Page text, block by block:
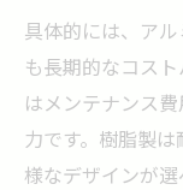
具体的には、ア
も長期的なコス
はメンテナンス
力です。樹脂製
様なデザインが選